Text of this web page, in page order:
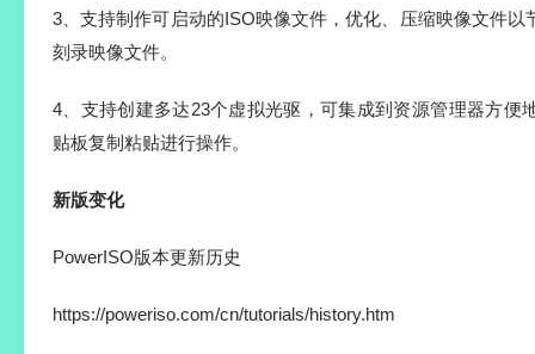
3、支持制作可启动的ISO映像文件，优化、压缩映像文件以
刻录映像文件。
4、支持创建多达23个虚拟光驱，可集成到资源管理器方便
贴板复制粘贴进行操作。
新版变化
PowerISO版本更新历史
https://poweriso.com/cn/tutorials/history.htm